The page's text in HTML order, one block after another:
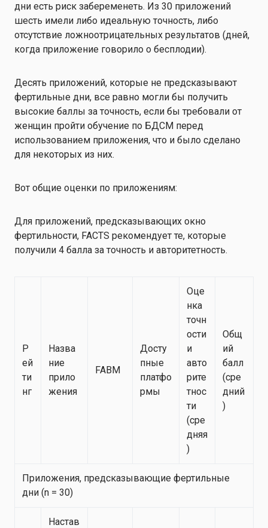
дни есть риск забеременеть. Из 30 приложений
шесть имели либо идеальную точность, либо
отсутствие ложноотрицательных результатов (дней,
когда приложение говорило о бесплодии).
Десять приложений, которые не предсказывают
фертильные дни, все равно могли бы получить
высокие баллы за точность, если бы требовали от
женщин пройти обучение по БДСМ перед
использованием приложения, что и было сделано
для некоторых из них.
Вот общие оценки по приложениям:
Для приложений, предсказывающих окно
фертильности, FACTS рекомендует те, которые
получили 4 балла за точность и авторитетность.
Р
ей
ти
нг
Назва
ние
прило
жения
FABM
Досту
пные
платфо
рмы
Оце
нка
точн
ости
и
авто
рите
тнос
ти
(сре
дняя
)
Общ
ий
балл
(сре
дний
)
Приложения, предсказывающие фертильные
дни (n = 30)
Настав